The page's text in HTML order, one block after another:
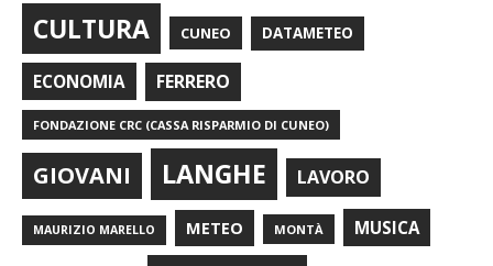
CULTURA CUNEO DATAMETEO
ECONOMIA FERRERO
FONDAZIONE CRC (CASSA RISPARMIO DI CUNEO)
GIOVANI LANGHE LAVORO
MAURIZIO MARELLO METEO MONTÀ MUSICA